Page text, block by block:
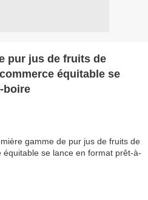
pur jus de fruits de
équitable se
boire